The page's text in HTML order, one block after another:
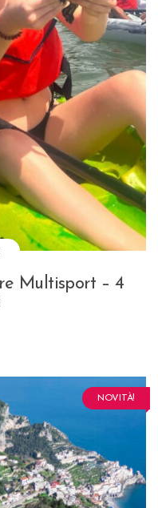
Multisport – 4
NOVITÀ!